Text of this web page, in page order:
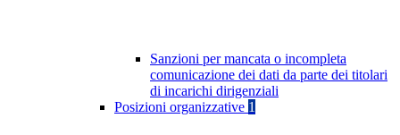
Sanzioni per mancata o incompleta
comunicazione dei dati da parte dei titolari
di incarichi dirigenziali
Posizioni organizzative 1